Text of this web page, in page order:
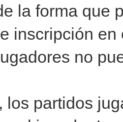
la forma que
inscripción
no
los partidos